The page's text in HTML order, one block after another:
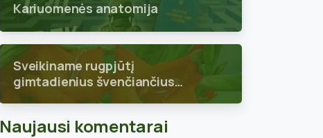
Kariuomenės anatomija
Sveikiname rugpjūtį
gimtadienius švenčiančius
skyriaus narius
Naujausi komentarai